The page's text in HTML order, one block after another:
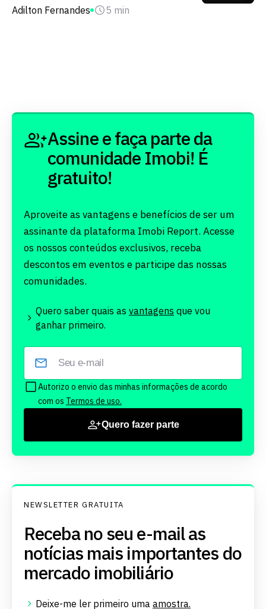
Adilton Fernandes 5 min
Assine e faça parte da
comunidade Imobi! É
gratuito!
Aproveite as vantagens e benefícios de ser um
assinante da plataforma Imobi Report. Acesse
os nossos conteúdos exclusivos, receba
descontos em eventos e participe das nossas
comunidades.
Quero saber quais as vantagens que vou
ganhar primeiro.
Autorizo o envio das minhas informações de acordo
com os Termos de uso.
Quero fazer parte
NEWSLETTER GRATUITA
Receba no seu e-mail as
notícias mais importantes do
mercado imobiliário
Deixe-me ler primeiro uma amostra.